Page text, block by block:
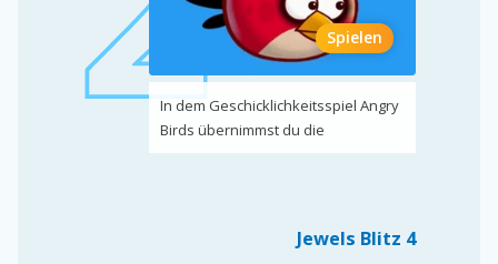
Spielen
In dem Geschicklichkeitsspiel Angry
Birds übernimmst du die
Jewels Blitz 4